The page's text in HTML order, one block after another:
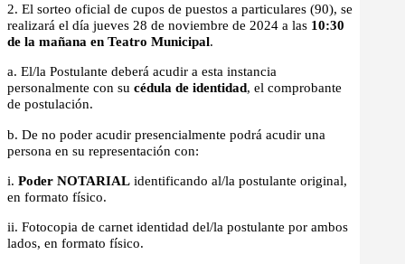
2. El sorteo oficial de cupos de puestos a particulares (90), se
realizará el día jueves 28 de noviembre de 2024 a las 10:30
de la mañana en Teatro Municipal.
a. El/la Postulante deberá acudir a esta instancia
personalmente con su cédula de identidad, el comprobante
de postulación.
b. De no poder acudir presencialmente podrá acudir una
persona en su representación con:
i. Poder NOTARIAL identificando al/la postulante original,
en formato físico.
ii. Fotocopia de carnet identidad del/la postulante por ambos
lados, en formato físico.